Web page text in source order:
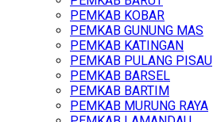
PEMKAB KOBAR
PEMKAB GUNUNG MAS
PEMKAB KATINGAN
PEMKAB PULANG PISAU
PEMKAB BARSEL
PEMKAB BARTIM
PEMKAB MURUNG RAYA